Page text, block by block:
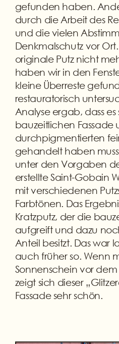
gefunden haben.
durch die Arbeit des
und die vielen
Denkmalschutz vor
originale Putz nicht
haben wir in den
kleine Überreste
restauratorisch
Analyse ergab, dass
bauzeitlichen Fassade
durchpigmentierten
gehandelt haben
unter den Vorgaben
erstellte Saint-Gobain
mit verschiedenen
Farbtönen. Das
Kratzputz, der die
aufgreift und dazu
Anteil besitzt. Das war
auch früher so. Wenn
Sonnenschein vor
zeigt sich dieser
Fassade sehr schön.